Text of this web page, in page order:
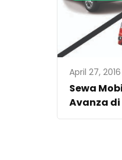
April 27, 2016
Sewa
Avanza